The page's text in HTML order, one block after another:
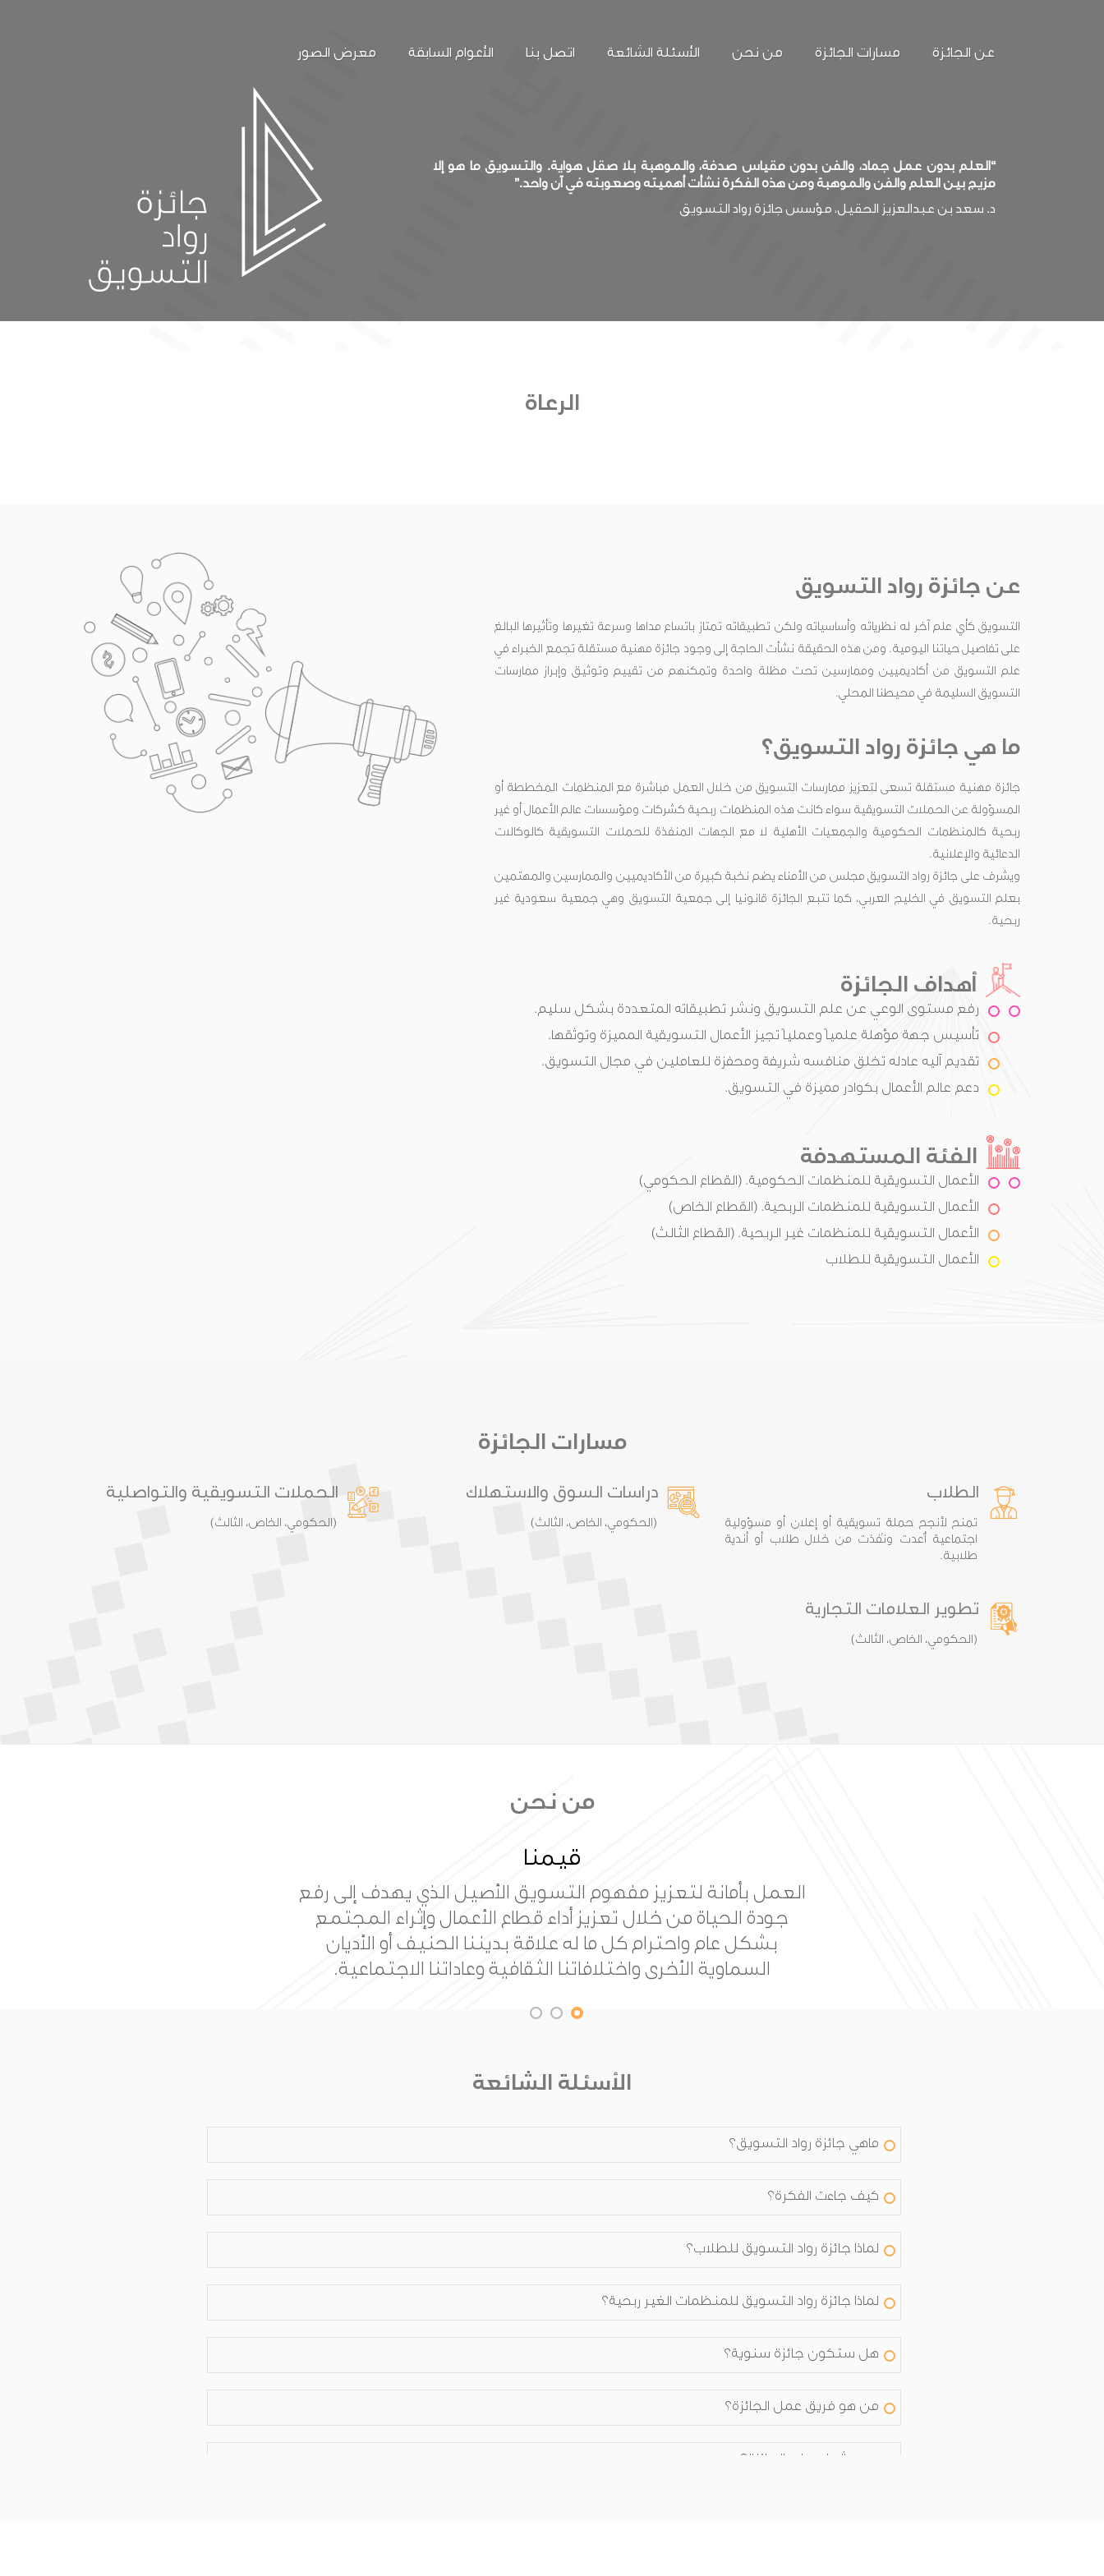
عن الجائزة مسارات الجائزة من نحن الأسئلة الشائعة اتصل بنا الأعوام السابقة معرض الصور
“العلم بدون عمل جماد، والفن بدون مقياس صدفة، والموهبة بلا صقل هواية. والتسويق ما هو إلا
مزيج بين العلم والفن والموهبة ومن هذه الفكرة نشأت أهميته وصعوبته في آن واحد.”
د. سعد بن عبدالعزيز الحقيل، مؤسس جائزة رواد التسويق
الرعاة
عن جائزة رواد التسويق
التسويق كأي علم آخر له نظرياته وأساسياته ولكن تطبيقاته تمتاز باتساع مداها وسرعة تغيرها وتأثيرها البالغ
على تفاصيل حياتنا اليومية. ومن هذه الحقيقة نشأت الحاجة إلى وجود جائزة مهنية مستقلة تجمع الخبراء في
علم التسويق من أكاديميين وممارسين تحت مظلة واحدة وتمكنهم من تقييم وتوثيق وإبراز ممارسات
التسويق السليمة في محيطنا المحلي.
ما هي جائزة رواد التسويق؟
جائزة مهنية مستقلة تسعى لتعزيز ممارسات التسويق من خلال العمل مباشرة مع المنظمات المخططة أو
المسؤولة عن الحملات التسويقية سواء كانت هذه المنظمات ربحية كشركات ومؤسسات عالم الأعمال أو غير
ربحية كالمنظمات الحكومية والجمعيات الأهلية لا مع الجهات المنفذة للحملات التسويقية كالوكالات
الدعائية والإعلانية.
ويشرف على جائزة رواد التسويق مجلس من الأمناء يضم نخبة كبيرة من الأكاديميين والممارسين والمهتمين
بعلم التسويق في الخليج العربي، كما تتبع الجائزة قانونيا إلى جمعية التسويق وهي جمعية سعودية غير
ربحية.
أهداف الجائزة
رفع مستوى الوعي عن علم التسويق ونشر تطبيقاته المتعددة بشكل سليم.
تأسيس جهة مؤهلة علمياً وعملياً تجيز الأعمال التسويقية المميزة وتوثقها.
تقديم آليه عادله تخلق منافسه شريفة ومحفزة للعاملين في مجال التسويق.
دعم عالم الأعمال بكوادر مميزة في التسويق.
الفئة المستهدفة
الأعمال التسويقية للمنظمات الحكومية. (القطاع الحكومي)
الأعمال التسويقية للمنظمات الربحية. (القطاع الخاص)
الأعمال التسويقية للمنظمات غير الربحية. (القطاع الثالث)
الأعمال التسويقية للطلاب
مسارات الجائزة
الطلاب
تمنح لأنجح حملة تسويقية أو إعلان أو مسؤولية
اجتماعية أُعدت ونُفذت من خلال طلاب أو أندية
طلابية.
دراسات السوق والاستهلاك
(الحكومي، الخاص، الثالث)
الحملات التسويقية والتواصلية
(الحكومي، الخاص، الثالث)
تطوير العلامات التجارية
(الحكومي، الخاص، الثالث)
من نحن
رسالتنا
بناء جائزة عالمية للتسويق تعمل على تقدم علم التسويق من
خلال المصداقية والمعايير ذات الجودة العالية للمساهمة في
بناء مجتمع معرفي.
الأسئلة الشائعة
ماهي جائزة رواد التسويق؟
كيف جاءت الفكرة؟
لماذا جائزة رواد التسويق للطلاب؟
لماذا جائزة رواد التسويق للمنظمات الغير ربحية؟
هل ستكون جائزة سنوية؟
من هو فريق عمل الجائزة؟